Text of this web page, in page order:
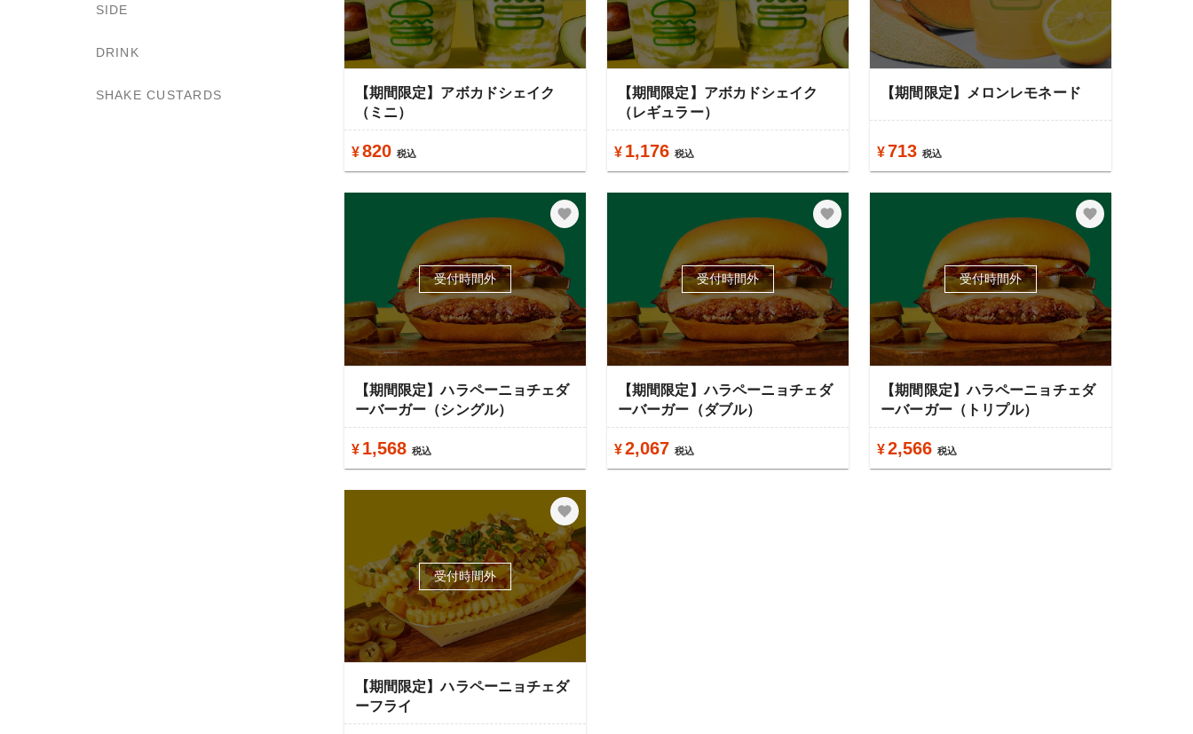
SIDE
DRINK
SHAKE CUSTARDS
【期間限定】アボカドシェイク
（ミニ）
¥820 税込
【期間限定】アボカドシェイク
（レギュラー）
¥ 1,176 税込
【期間限定】メロンレモネード
¥ 713 税込
受付時間外
【期間限定】ハラペーニョチェダ
ーバーガー（シングル）
¥ 1,568 税込
受付時間外
【期間限定】ハラペーニョチェダ
ーバーガー（ダブル）
¥2,067 税込
受付時間外
【期間限定】ハラペーニョチェダ
ーバーガー（トリプル）
¥ 2,566 税込
受付時間外
【期間限定】ハラペーニョチェダ
ーフライ